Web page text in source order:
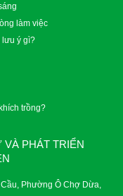
làm việc
lưu ý gì?
trồng?
PHÁT TRIỂN
Phường Ô Chợ Dừa,